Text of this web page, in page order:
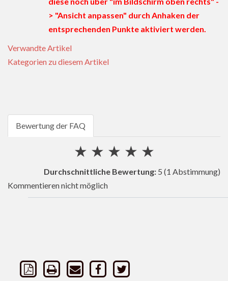
> "Ansicht anpassen" durch Anhaken der
entsprechenden Punkte aktiviert werden.
Verwandte Artikel
Kategorien zu diesem Artikel
Bewertung der FAQ
★
★
★
★
★
Durchschnittliche Bewertung: 5 (1 Abstimmung)
Kommentieren nicht möglich